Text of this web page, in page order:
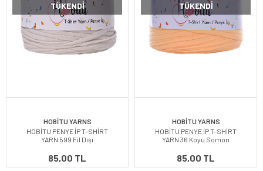
TÜKENDI
HOBİTU YARNS
HOBİTU PENYE İP T-SHİRT
YARN 599 Fil Dişi
85,00 TL
TÜKENDI
HOBİTU YARNS
HOBİTU PENYE İP T-SHİRT
YARN 36 Koyu Somon
85,00 TL